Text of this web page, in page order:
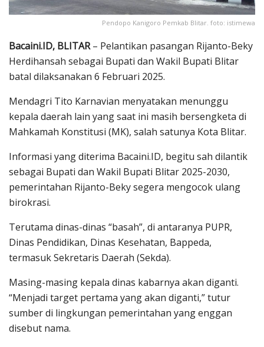
Pendopo Kanigoro Pemkab Blitar. foto: istimewa
Bacaini.ID, BLITAR– Pelantikan pasangan Rijanto-Beky
Herdihansah sebagai Bupati dan Wakil Bupati Blitar
batal dilaksanakan 6 Februari 2025.
Mendagri Tito Karnavian menyatakan menunggu
kepala daerah lain yang saat ini masih bersengketa di
Mahkamah Konstitusi (MK), salah satunya Kota Blitar.
Informasi yang diterima Bacaini.ID, begitu sah dilantik
sebagai Bupati dan Wakil Bupati Blitar 2025-2030,
pemerintahan Rijanto-Beky segera mengocok ulang
birokrasi.
Terutama dinas-dinas “basah”, di antaranya PUPR,
Dinas Pendidikan, Dinas Kesehatan, Bappeda,
termasuk Sekretaris Daerah (Sekda).
Masing-masing kepala dinas kabarnya akan diganti.
“Menjadi target pertama yang akan diganti,” tutur
sumber di lingkungan pemerintahan yang enggan
disebut nama.